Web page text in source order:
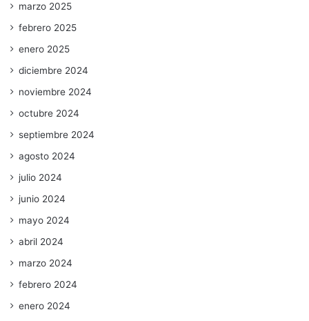
marzo 2025
febrero 2025
enero 2025
diciembre 2024
noviembre 2024
octubre 2024
septiembre 2024
agosto 2024
julio 2024
junio 2024
mayo 2024
abril 2024
marzo 2024
febrero 2024
enero 2024